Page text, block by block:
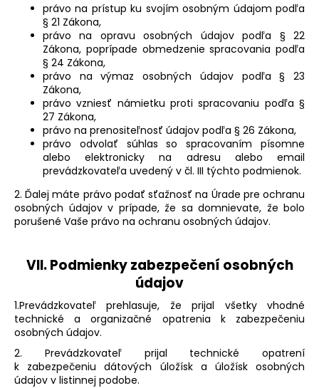
právo na prístup ku svojím osobným údajom podľa
§ 21 Zákona,
právo na opravu osobných údajov podľa § 22
Zákona, poprípade obmedzenie spracovania podľa
§ 24 Zákona,
právo na výmaz osobných údajov podľa § 23
Zákona,
právo vzniesť námietku proti spracovaniu podľa §
27 Zákona,
právo na prenositeľnosť údajov podľa § 26 Zákona,
právo odvolať súhlas so spracovaním písomne
alebo elektronicky na adresu alebo email
prevádzkovateľa uvedený v čl. III týchto podmienok.
2. Ďalej máte právo podať sťažnosť na Úrade pre ochranu
osobných údajov v prípade, že sa domnievate, že bolo
porušené Vaše právo na ochranu osobných údajov.
VII.Podmienky zabezpečení osobných
údajov
1.Prevádzkovateľ prehlasuje, že prijal všetky vhodné
technické a organizačné opatrenia k zabezpečeniu
osobných údajov.
2. Prevádzkovateľ prijal technické opatrení
k zabezpečeniu dátových úložísk a úložísk osobných
údajov v listinnej podobe.